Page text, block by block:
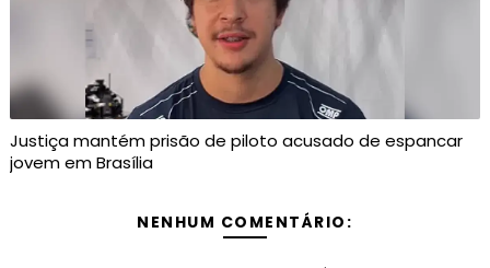
Justiça mantém prisão de piloto acusado de espancar
jovem em Brasília
NENHUM COMENTÁRIO: